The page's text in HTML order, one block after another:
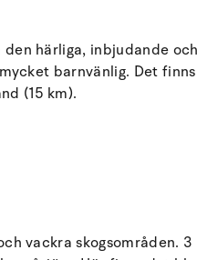
härliga, inbjudande
barnvänlig. Det
(15 km).
vackra skogsområden.